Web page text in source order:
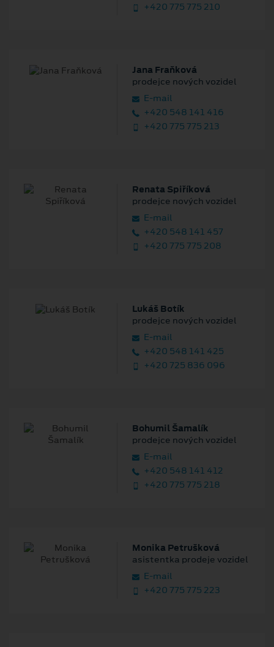
+420 775 775 210
Jana Fraňková
prodejce nových vozidel
E‑mail
+420 548 141 416
+420 775 775 213
Renata Spiříková
prodejce nových vozidel
E‑mail
+420 548 141 457
+420 775 775 208
Lukáš Botík
prodejce nových vozidel
E‑mail
+420 548 141 425
+420 725 836 096
Bohumil Šamalík
prodejce nových vozidel
E‑mail
+420 548 141 412
+420 775 775 218
Monika Petrušková
asistentka prodeje vozidel
E‑mail
+420 775 775 223